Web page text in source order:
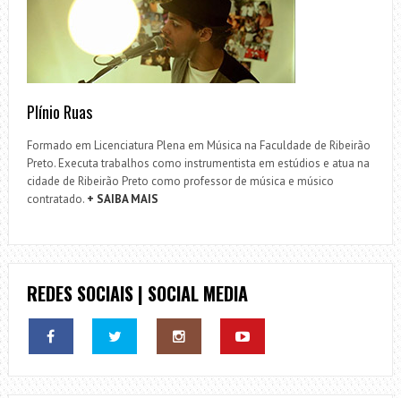
Plínio Ruas
Formado em Licenciatura Plena em Música na Faculdade de Ribeirão
Preto. Executa trabalhos como instrumentista em estúdios e atua na
cidade de Ribeirão Preto como professor de música e músico
contratado. + SAIBA MAIS
REDES SOCIAIS | SOCIAL MEDIA